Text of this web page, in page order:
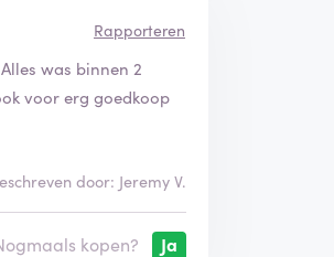
Rapporteren
was binnen 2
voor erg goedkoop
door: Jeremy V.
kopen? Ja